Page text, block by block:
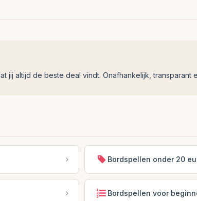
altijd de beste deal vindt. Onafhankelijk, transparant
Bordspellen onder 20
Bordspellen voor